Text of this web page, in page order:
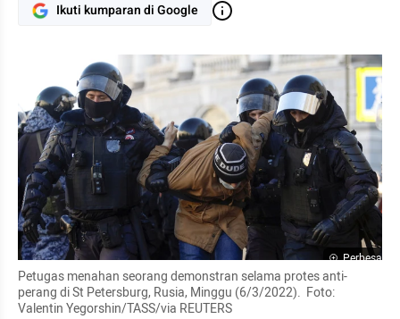
Ikuti kumparan di Google
Perbesar
Petugas menahan seorang demonstran selama protes anti-
perang di St Petersburg, Rusia, Minggu (6/3/2022).  Foto:
Valentin Yegorshin/TASS/via REUTERS